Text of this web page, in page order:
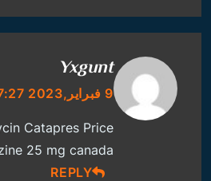
Yxgunt
9 فبراير,2023 AT 7:27 ص
Catapres Price
25 mg canada
REPLY